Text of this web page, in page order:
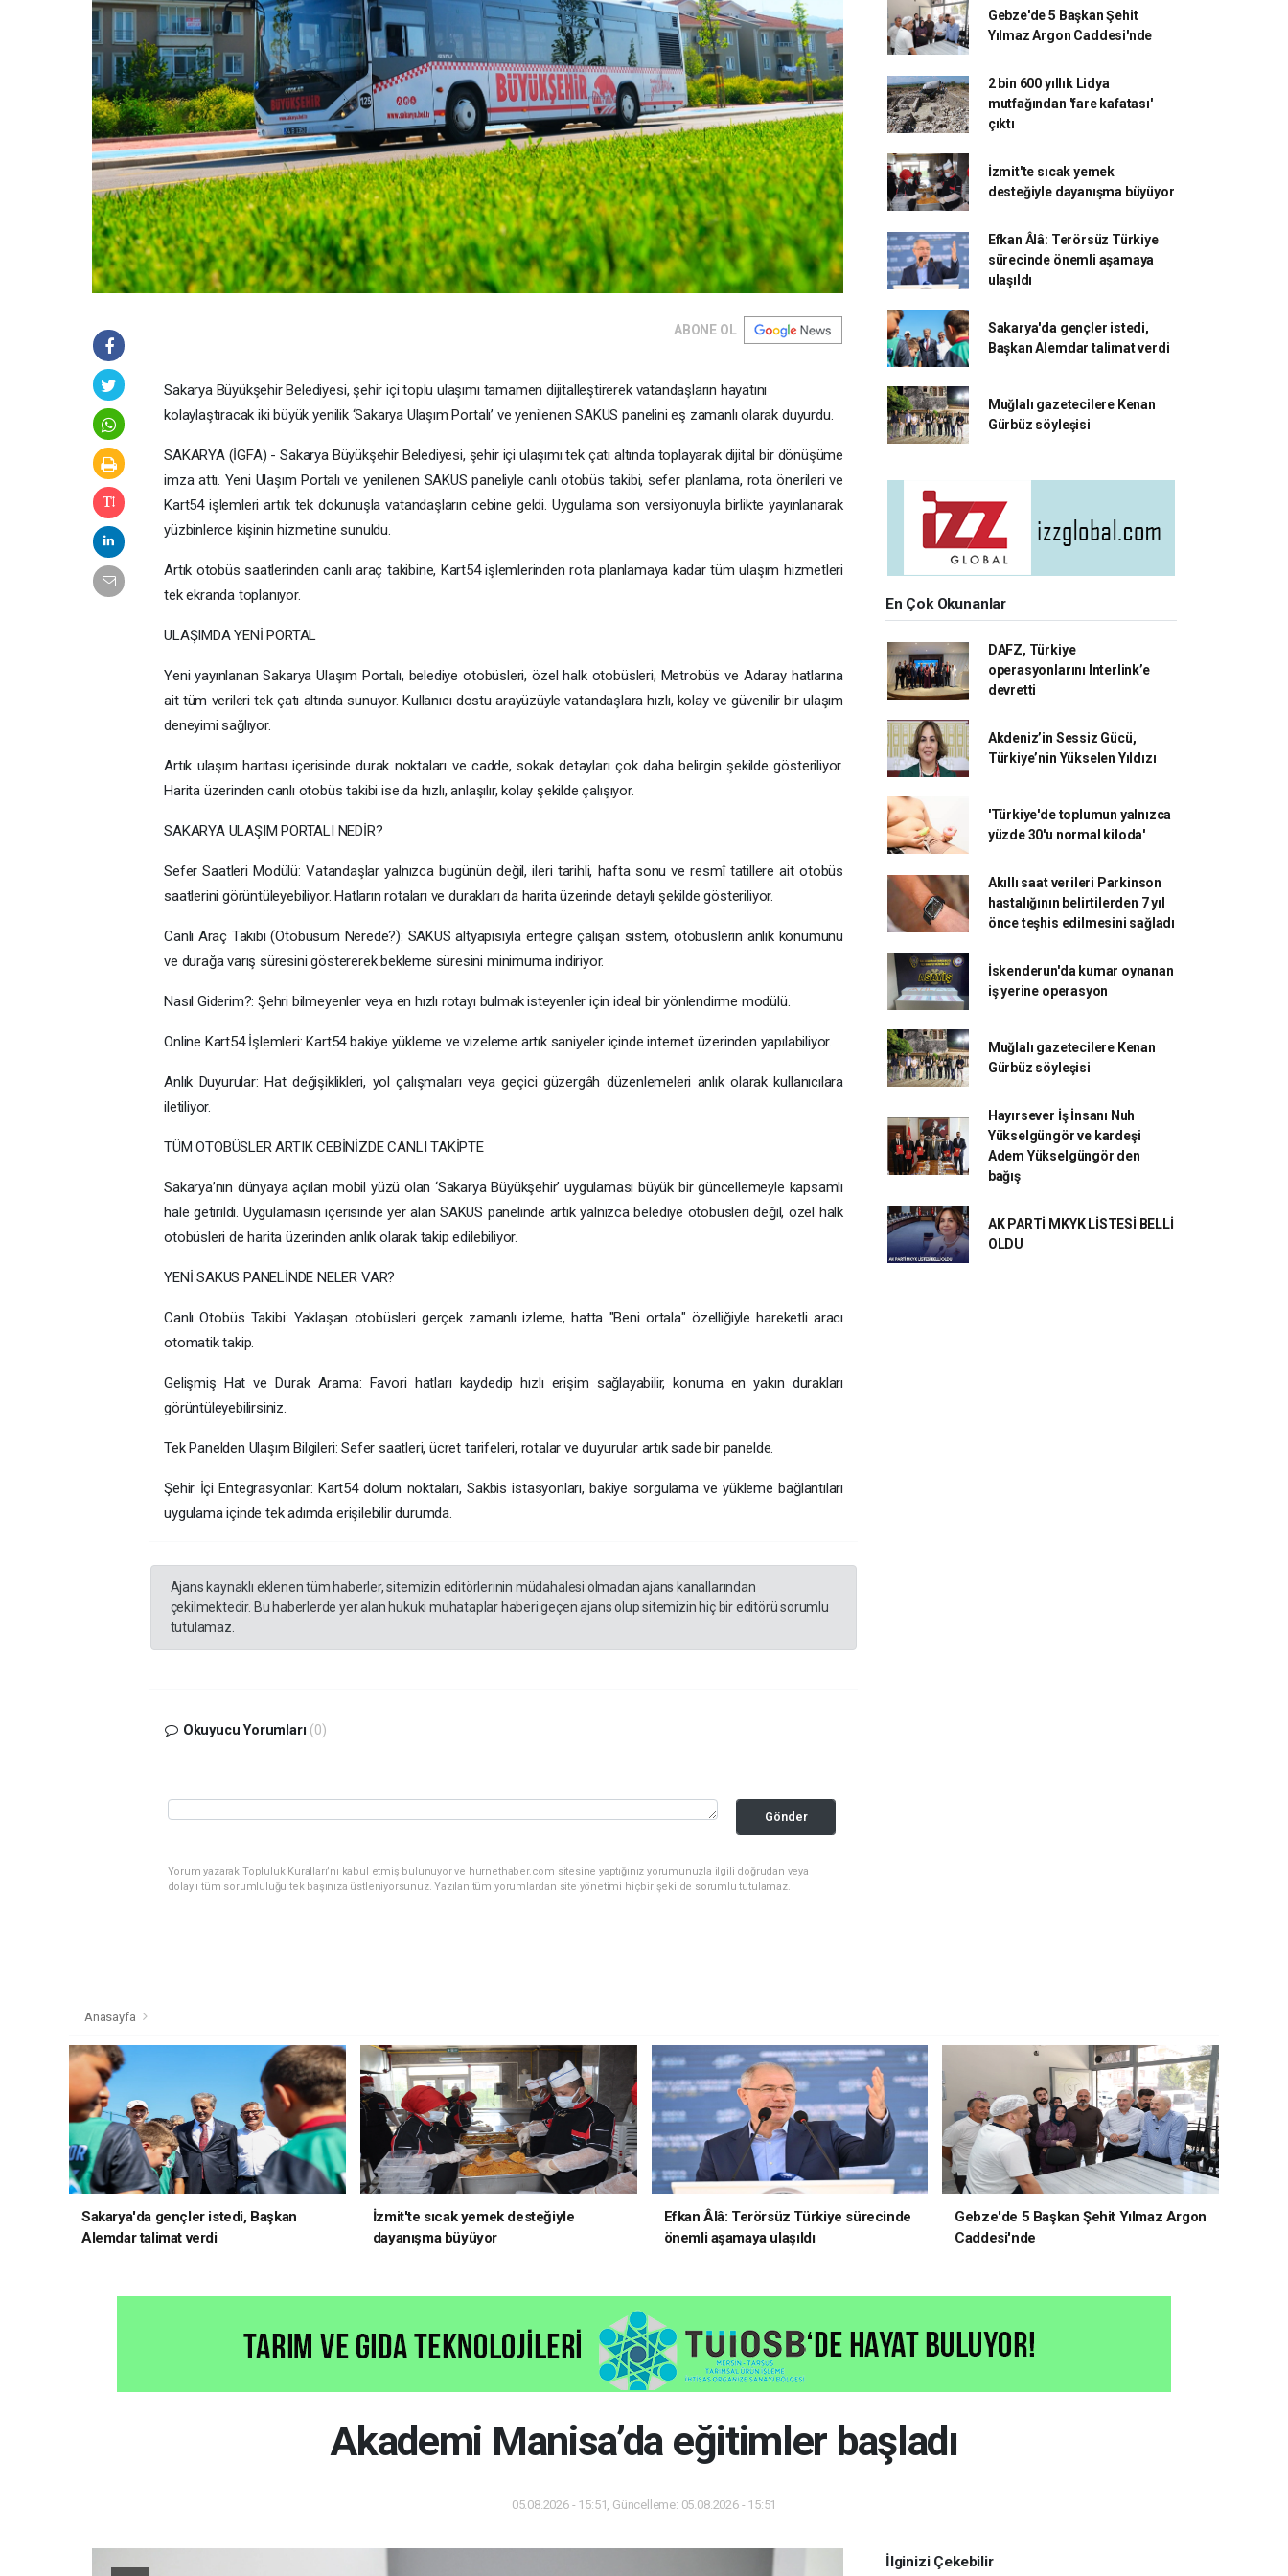
ABONE OL
Sakarya Büyükşehir Belediyesi, şehir içi toplu ulaşımı tamamen dijitalleştirerek vatandaşların hayatını
kolaylaştıracak iki büyük yenilik ‘Sakarya Ulaşım Portalı’ ve yenilenen SAKUS panelini eş zamanlı olarak duyurdu.
SAKARYA (İGFA) - Sakarya Büyükşehir Belediyesi, şehir içi ulaşımı tek çatı altında toplayarak dijital bir dönüşüme
imza attı. Yeni Ulaşım Portalı ve yenilenen SAKUS paneliyle canlı otobüs takibi, sefer planlama, rota önerileri ve
Kart54 işlemleri artık tek dokunuşla vatandaşların cebine geldi. Uygulama son versiyonuyla birlikte yayınlanarak
yüzbinlerce kişinin hizmetine sunuldu.
Artık otobüs saatlerinden canlı araç takibine, Kart54 işlemlerinden rota planlamaya kadar tüm ulaşım hizmetleri
tek ekranda toplanıyor.
ULAŞIMDA YENİ PORTAL
Yeni yayınlanan Sakarya Ulaşım Portalı, belediye otobüsleri, özel halk otobüsleri, Metrobüs ve Adaray hatlarına
ait tüm verileri tek çatı altında sunuyor. Kullanıcı dostu arayüzüyle vatandaşlara hızlı, kolay ve güvenilir bir ulaşım
deneyimi sağlıyor.
Artık ulaşım haritası içerisinde durak noktaları ve cadde, sokak detayları çok daha belirgin şekilde gösteriliyor.
Harita üzerinden canlı otobüs takibi ise da hızlı, anlaşılır, kolay şekilde çalışıyor.
SAKARYA ULAŞIM PORTALI NEDİR?
Sefer Saatleri Modülü: Vatandaşlar yalnızca bugünün değil, ileri tarihli, hafta sonu ve resmî tatillere ait otobüs
saatlerini görüntüleyebiliyor. Hatların rotaları ve durakları da harita üzerinde detaylı şekilde gösteriliyor.
Canlı Araç Takibi (Otobüsüm Nerede?): SAKUS altyapısıyla entegre çalışan sistem, otobüslerin anlık konumunu
ve durağa varış süresini göstererek bekleme süresini minimuma indiriyor.
Nasıl Giderim?: Şehri bilmeyenler veya en hızlı rotayı bulmak isteyenler için ideal bir yönlendirme modülü.
Online Kart54 İşlemleri: Kart54 bakiye yükleme ve vizeleme artık saniyeler içinde internet üzerinden yapılabiliyor.
Anlık Duyurular: Hat değişiklikleri, yol çalışmaları veya geçici güzergâh düzenlemeleri anlık olarak kullanıcılara
iletiliyor.
TÜM OTOBÜSLER ARTIK CEBİNİZDE CANLI TAKİPTE
Sakarya’nın dünyaya açılan mobil yüzü olan ‘Sakarya Büyükşehir’ uygulaması büyük bir güncellemeyle kapsamlı
hale getirildi. Uygulamasın içerisinde yer alan SAKUS panelinde artık yalnızca belediye otobüsleri değil, özel halk
otobüsleri de harita üzerinden anlık olarak takip edilebiliyor.
YENİ SAKUS PANELİNDE NELER VAR?
Canlı Otobüs Takibi: Yaklaşan otobüsleri gerçek zamanlı izleme, hatta "Beni ortala" özelliğiyle hareketli aracı
otomatik takip.
Gelişmiş Hat ve Durak Arama: Favori hatları kaydedip hızlı erişim sağlayabilir, konuma en yakın durakları
görüntüleyebilirsiniz.
Tek Panelden Ulaşım Bilgileri: Sefer saatleri, ücret tarifeleri, rotalar ve duyurular artık sade bir panelde.
Şehir İçi Entegrasyonlar: Kart54 dolum noktaları, Sakbis istasyonları, bakiye sorgulama ve yükleme bağlantıları
uygulama içinde tek adımda erişilebilir durumda.
Ajans kaynaklı eklenen tüm haberler, sitemizin editörlerinin müdahalesi olmadan ajans kanallarından
çekilmektedir. Bu haberlerde yer alan hukuki muhataplar haberi geçen ajans olup sitemizin hiç bir editörü sorumlu
tutulamaz.
Okuyucu Yorumları (0)
Gönder
Yorum yazarak Topluluk Kuralları’nı kabul etmiş bulunuyor ve hurnethaber.com sitesine yaptığınız yorumunuzla ilgili doğrudan veya
dolaylı tüm sorumluluğu tek başınıza üstleniyorsunuz. Yazılan tüm yorumlardan site yönetimi hiçbir şekilde sorumlu tutulamaz.
Gebze'de 5 Başkan Şehit
Yılmaz Argon Caddesi'nde
2 bin 600 yıllık Lidya
mutfağından 'fare kafatası'
çıktı
İzmit'te sıcak yemek
desteğiyle dayanışma büyüyor
Efkan Âlâ: Terörsüz Türkiye
sürecinde önemli aşamaya
ulaşıldı
Sakarya'da gençler istedi,
Başkan Alemdar talimat verdi
Muğlalı gazetecilere Kenan
Gürbüz söyleşisi
En Çok Okunanlar
DAFZ, Türkiye
operasyonlarını Interlink’e
devretti
Akdeniz’in Sessiz Gücü,
Türkiye’nin Yükselen Yıldızı
'Türkiye'de toplumun yalnızca
yüzde 30'u normal kiloda'
Akıllı saat verileri Parkinson
hastalığının belirtilerden 7 yıl
önce teşhis edilmesini sağladı
İskenderun'da kumar oynanan
iş yerine operasyon
Muğlalı gazetecilere Kenan
Gürbüz söyleşisi
Hayırsever İş İnsanı Nuh
Yükselgüngör ve kardeşi
Adem Yükselgüngör den
bağış
AK PARTİ MKYK LİSTESİ BELLİ
OLDU
Anasayfa
Sakarya'da gençler istedi, Başkan
Alemdar talimat verdi
İzmit'te sıcak yemek desteğiyle
dayanışma büyüyor
Efkan Âlâ: Terörsüz Türkiye sürecinde
önemli aşamaya ulaşıldı
Gebze'de 5 Başkan Şehit Yılmaz Argon
Caddesi'nde
Akademi Manisa’da eğitimler başladı
05.08.2026 - 15:51, Güncelleme: 05.08.2026 - 15:51
İlginizi Çekebilir